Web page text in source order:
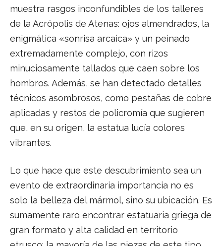
muestra rasgos inconfundibles de los talleres
de la Acrópolis de Atenas: ojos almendrados, la
enigmática «sonrisa arcaica» y un peinado
extremadamente complejo, con rizos
minuciosamente tallados que caen sobre los
hombros. Además, se han detectado detalles
técnicos asombrosos, como pestañas de cobre
aplicadas y restos de policromía que sugieren
que, en su origen, la estatua lucía colores
vibrantes.
Lo que hace que este descubrimiento sea un
evento de extraordinaria importancia no es
solo la belleza del mármol, sino su ubicación. Es
sumamente raro encontrar estatuaria griega de
gran formato y alta calidad en territorio